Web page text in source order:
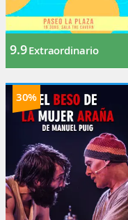
9.9Extraordinario
30%